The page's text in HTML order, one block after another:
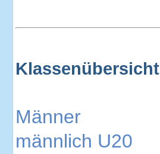
Klassenübersicht
Männer
männlich U20